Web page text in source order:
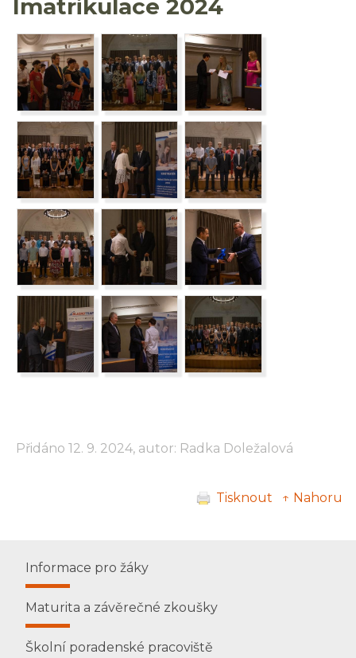
Imatrikulace 2024
Přidáno 12. 9. 2024, autor: Radka Doležalová
Tisknout ↑ Nahoru
Informace pro žáky
Maturita a závěrečné zkoušky
Školní poradenské pracoviště